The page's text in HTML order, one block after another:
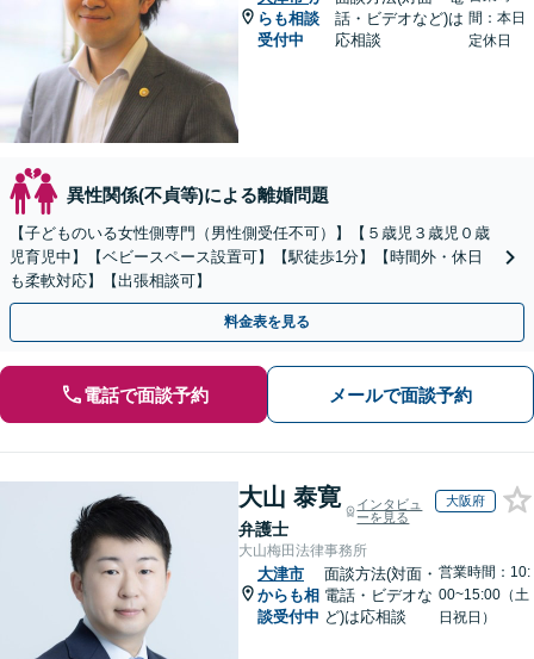
らも相談
受付中
話・ビデオなど)は
応相談
間：本日
定休日
異性関係(不貞等)による離婚問題
【子どものいる女性側専門（男性側受任不可）】【５歳児３歳児０歳
児育児中】【ベビースペース設置可】【駅徒歩1分】【時間外・休日
も柔軟対応】【出張相談可】
料金表を見る
電話で面談予約 メールで面談予約
大山 泰寛
弁護士
インタビュ
ーを見る
大阪府
大山梅田法律事務所
大津市
からも相
談受付中
面談方法(対面・
電話・ビデオな
ど)は応相談
営業時間：10:
00~15:00（土
日祝日）